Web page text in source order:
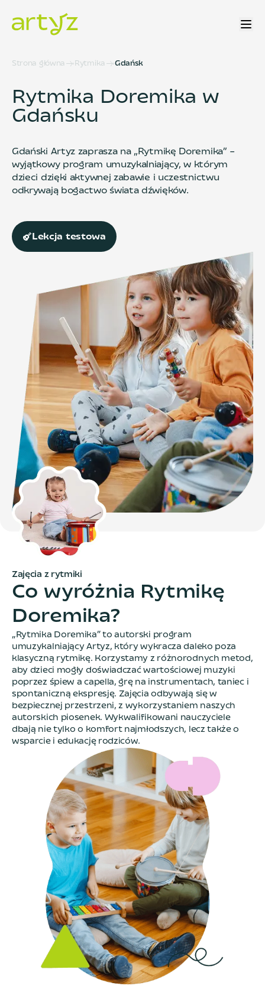
Strona główna Rytmika Gdańsk
Rytmika Doremika w
Gdańsku
Gdański Artyz zaprasza na „Rytmikę Doremika” –
wyjątkowy program umuzykalniający, w którym
dzieci dzięki aktywnej zabawie i uczestnictwu
odkrywają bogactwo świata dźwięków.
Lekcja testowa
Zajęcia z rytmiki
Co wyróżnia Rytmikę
Doremika?
„Rytmika Doremika” to autorski program
umuzykalniający Artyz, który wykracza daleko poza
klasyczną rytmikę. Korzystamy z różnorodnych metod,
aby dzieci mogły doświadczać wartościowej muzyki
poprzez śpiew a capella, grę na instrumentach, taniec i
spontaniczną ekspresję. Zajęcia odbywają się w
bezpiecznej przestrzeni, z wykorzystaniem naszych
autorskich piosenek. Wykwalifikowani nauczyciele
dbają nie tylko o komfort najmłodszych, lecz także o
wsparcie i edukację rodziców.